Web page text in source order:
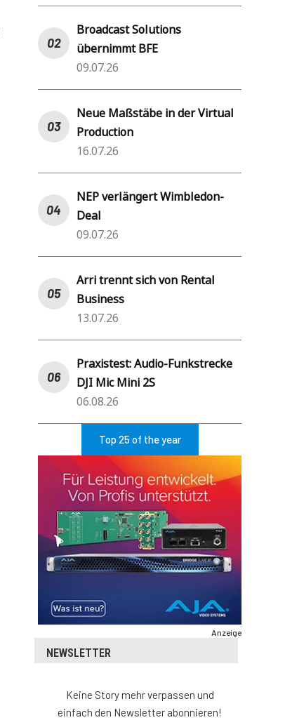
Broadcast Solutions
übernimmt BFE
09.07.26
Neue Maßstäbe in der Virtual
Production
16.07.26
NEP verlängert Wimbledon-
Deal
09.07.26
Arri trennt sich von Rental
Business
13.07.26
Praxistest: Audio-Funkstrecke
DJI Mic Mini 2S
06.08.26
Top 25 of the year
Anzeige
NEWSLETTER
Keine Story mehr verpassen und
einfach den Newsletter abonnieren!